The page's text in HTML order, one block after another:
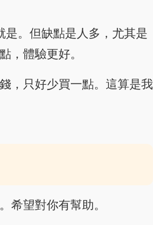
。但缺點是人多，尤其是
，體驗更好。
，只好少買一點。這算是我
希望對你有幫助。